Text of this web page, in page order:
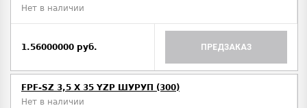
Нет в наличии
1.56000000 руб. ПРЕДЗАКАЗ
FPF-SZ 3,5 X 35 YZP ШУРУП (300)
Нет в наличии